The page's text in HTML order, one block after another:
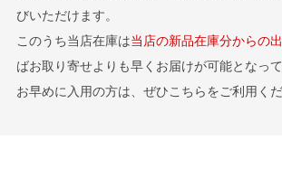
びいただけます。
このうち当店在庫は当店の新品在庫分からの
ばお取り寄せよりも早くお届けが可能となって
お早めに入用の方は、ぜひこちらをご利用くだ